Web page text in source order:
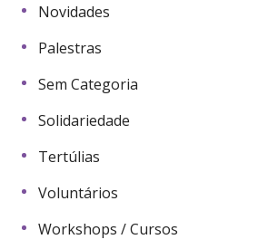
Novidades
Palestras
Sem Categoria
Solidariedade
Tertúlias
Voluntários
Workshops / Cursos